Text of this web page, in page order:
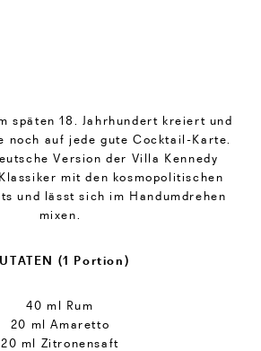
späten 18. Jahrhundert kreiert und
noch auf jede gute Cocktail-Karte.
Version der Villa Kennedy
mit den kosmopolitischen
und lässt sich im Handumdrehen
mixen.
(1 Portion)
40 ml Rum
20 ml Amaretto
20 ml Zitronensaft